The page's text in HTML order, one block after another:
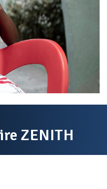
ZENITH